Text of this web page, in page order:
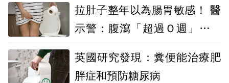
拉肚子整年以為腸胃敏感！ 醫
示警：腹瀉「超過Ｏ週」務必
英國研究發現：糞便能治療肥
胖症和預防糖尿病